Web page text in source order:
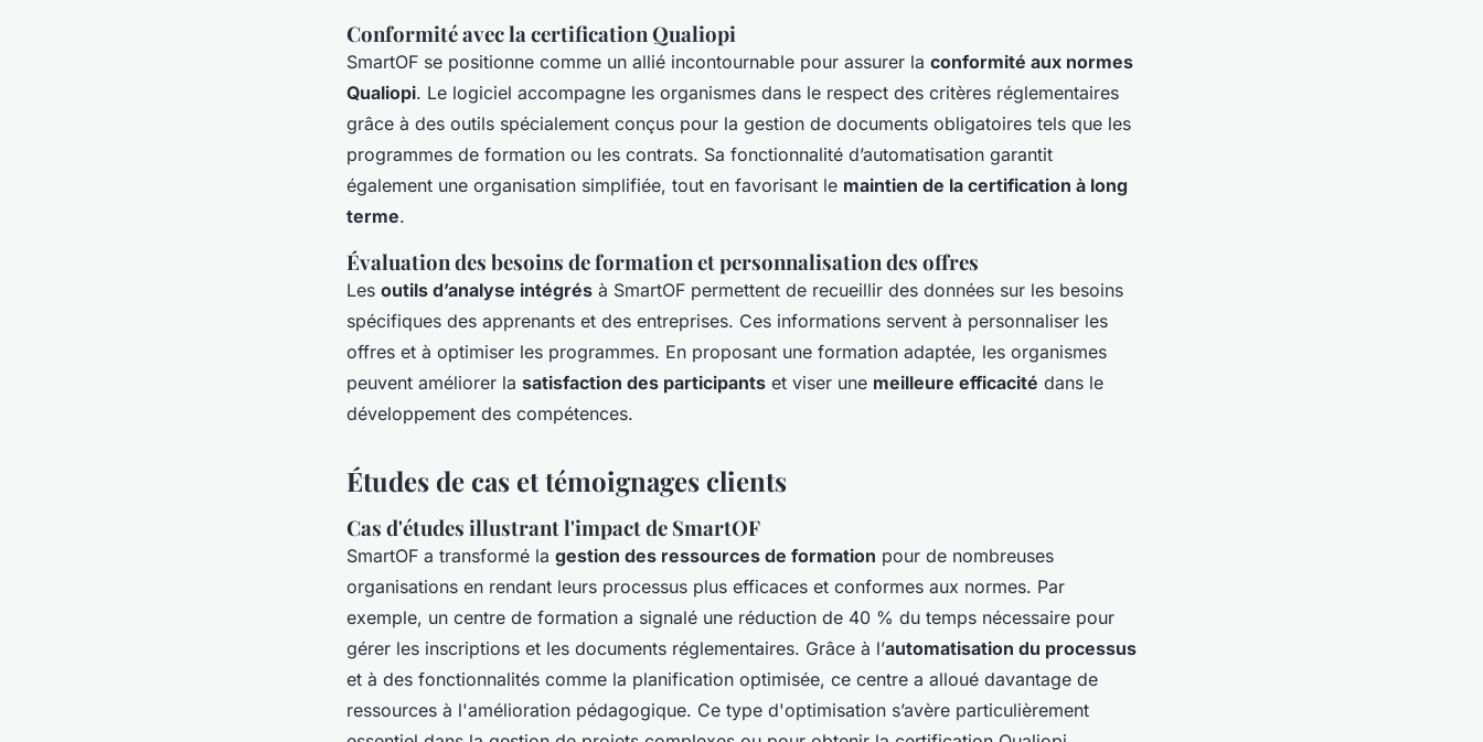
Conformité avec la certification Qualiopi
SmartOF se positionne comme un allié incontournable pour assurer la conformité aux normes
Qualiopi. Le logiciel accompagne les organismes dans le respect des critères réglementaires
grâce à des outils spécialement conçus pour la gestion de documents obligatoires tels que les
programmes de formation ou les contrats. Sa fonctionnalité d’automatisation garantit
également une organisation simplifiée, tout en favorisant le maintien de la certification à long
terme.
Évaluation des besoins de formation et personnalisation des offres
Les outils d’analyse intégrés à SmartOF permettent de recueillir des données sur les besoins
spécifiques des apprenants et des entreprises. Ces informations servent à personnaliser les
offres et à optimiser les programmes. En proposant une formation adaptée, les organismes
peuvent améliorer la satisfaction des participants et viser une meilleure efficacité dans le
développement des compétences.
Études de cas et témoignages clients
Cas d'études illustrant l'impact de SmartOF
SmartOF a transformé la gestion des ressources de formation pour de nombreuses
organisations en rendant leurs processus plus efficaces et conformes aux normes. Par
exemple, un centre de formation a signalé une réduction de 40 % du temps nécessaire pour
gérer les inscriptions et les documents réglementaires. Grâce à l’automatisation du processus
et à des fonctionnalités comme la planification optimisée, ce centre a alloué davantage de
ressources à l'amélioration pédagogique. Ce type d'optimisation s’avère particulièrement